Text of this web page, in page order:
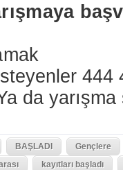
444
da
BAŞLADI
Gençlere
kayıtları başladı